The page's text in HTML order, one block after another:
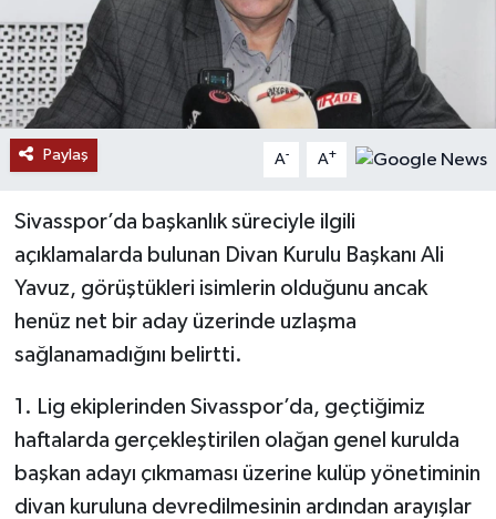
Paylaş A- A+
Sivasspor’da başkanlık süreciyle ilgili
açıklamalarda bulunan Divan Kurulu Başkanı Ali
Yavuz, görüştükleri isimlerin olduğunu ancak
henüz net bir aday üzerinde uzlaşma
sağlanamadığını belirtti.
1. Lig ekiplerinden Sivasspor’da, geçtiğimiz
haftalarda gerçekleştirilen olağan genel kurulda
başkan adayı çıkmaması üzerine kulüp yönetiminin
divan kuruluna devredilmesinin ardından arayışlar
SPONSORLU YAZI
SPOR
TEKNOLOJİ